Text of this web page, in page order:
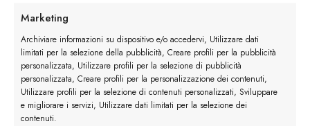
Marketing
Archiviare informazioni su dispositivo e/o accedervi, Utilizzare dati
limitati per la selezione della pubblicità, Creare profili per la pubblicità
personalizzata, Utilizzare profili per la selezione di pubblicità
personalizzata, Creare profili per la personalizzazione dei contenuti,
Utilizzare profili per la selezione di contenuti personalizzati, Sviluppare
e migliorare i servizi, Utilizzare dati limitati per la selezione dei
contenuti.
Devi essere